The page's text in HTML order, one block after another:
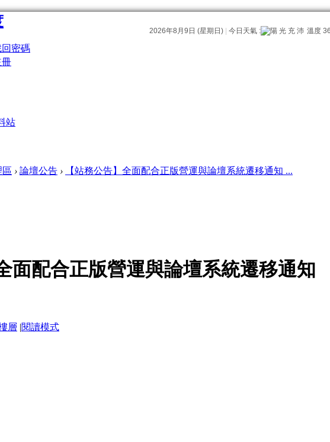
回密碼
冊
站
區 › 論壇公告 › 【站務公告】全面配合正版營運與論壇系統遷移通知 ...
面配合正版營運與論壇系統遷移通知
層 |閱讀模式